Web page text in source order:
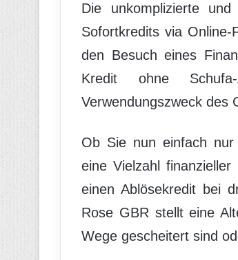
Die unkomplizierte
Sofortkredits via
den Besuch eines
Kredit ohne
Verwendungszweck des
Ob Sie nun einfach nur
eine Vielzahl
einen Ablösekredit bei
Rose GBR stellt eine
Wege gescheitert sind